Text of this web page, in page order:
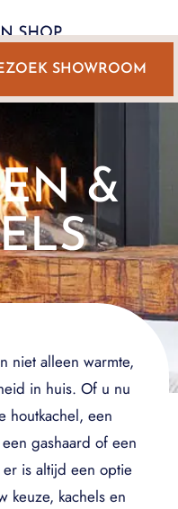
SHOWROOM
&
niet alleen warmte,
in huis. Of u nu
houtkachel, een
gashaard of een
is altijd een optie
keuze, kachels en